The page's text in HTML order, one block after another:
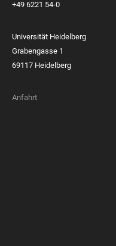
+49 6221 54-0
Universität Heidelberg
Grabengasse 1
69117 Heidelberg
Anfahrt